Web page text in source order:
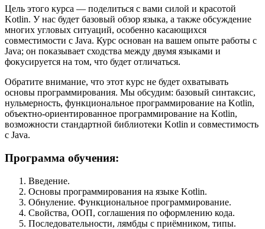
Цель этого курса — поделиться с вами силой и красотой
Kotlin. У нас будет базовый обзор языка, а также обсуждение
многих угловых ситуаций, особенно касающихся
совместимости с Java. Курс основан на вашем опыте работы с
Java; он показывает сходства между двумя языками и
фокусируется на том, что будет отличаться.
Обратите внимание, что этот курс не будет охватывать
основы программирования. Мы обсудим: базовый синтаксис,
нульмерность, функциональное программирование на Kotlin,
объектно-ориентированное программирование на Kotlin,
возможности стандартной библиотеки Kotlin и совместимость
с Java.
Программа обучения:
Введение.
Основы программирования на языке Kotlin.
Обнуление. Функциональное программирование.
Свойства, ООП, соглашения по оформлению кода.
Последовательности, лямбды с приёмником, типы.